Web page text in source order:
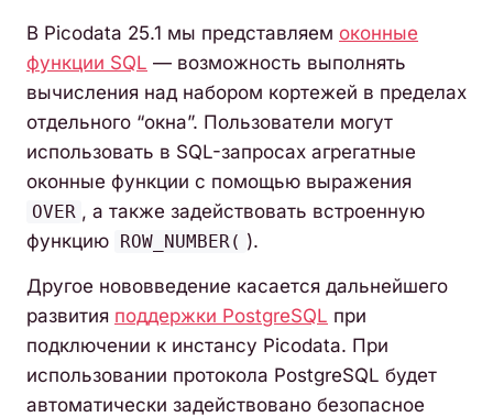
В Picodata 25.1 мы представляем оконные
функции SQL — возможность выполнять
вычисления над набором кортежей в пределах
отдельного “окна”. Пользователи могут
использовать в SQL-запросах агрегатные
оконные функции с помощью выражения
OVER , а также задействовать встроенную
функцию ROW_NUMBER( ).
Другое нововведение касается дальнейшего
развития поддержки PostgreSQL при
подключении к инстансу Picodata. При
использовании протокола PostgreSQL будет
автоматически задействовано безопасное